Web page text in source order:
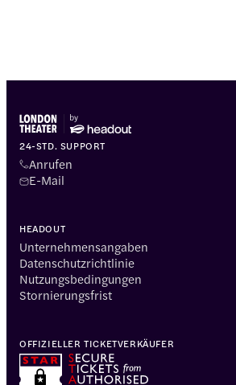
24-STD. SUPPORT
Anrufen
E-Mail
HEADOUT
Unternehmensangaben
Datenschutzrichtlinie
Nutzungsbedingungen
Stornierungsfrist
OFFIZIELLER TICKETVERKÄUFER